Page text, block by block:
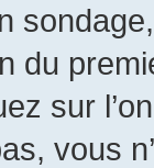
du
sur
vous